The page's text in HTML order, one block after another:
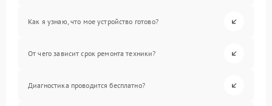
Как я узнаю, что мое устройство готово?
От чего зависит срок ремонта техники?
Диагностика проводится бесплатно?